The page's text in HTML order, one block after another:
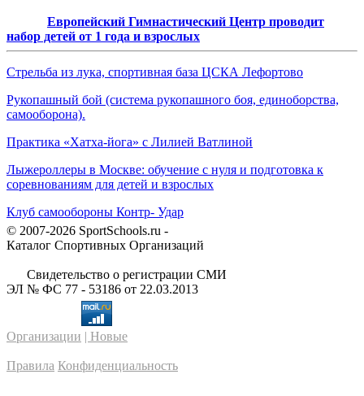
Европейский Гимнастический Центр проводит
набор детей от 1 года и взрослых
Стрельба из лука, спортивная база ЦСКА Лефортово
Рукопашный бой (система рукопашного боя, единоборства,
самооборона).
Практика «Хатха-йога» с Лилией Ватлиной
Лыжероллеры в Москве: обучение с нуля и подготовка к
соревнованиям для детей и взрослых
Клуб самообороны Контр- Удар
© 2007-2026 SportSchools.ru -
Каталог Спортивных Организаций
Свидетельство о регистрации СМИ
ЭЛ № ФС 77 - 53186 от 22.03.2013
Организации | Новые
Правила Конфиденциальность